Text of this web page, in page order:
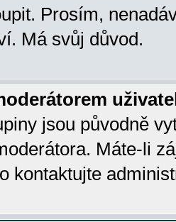
Prosím,
Má svůj důvod.
jsou původně
Máte-li
kontaktujte